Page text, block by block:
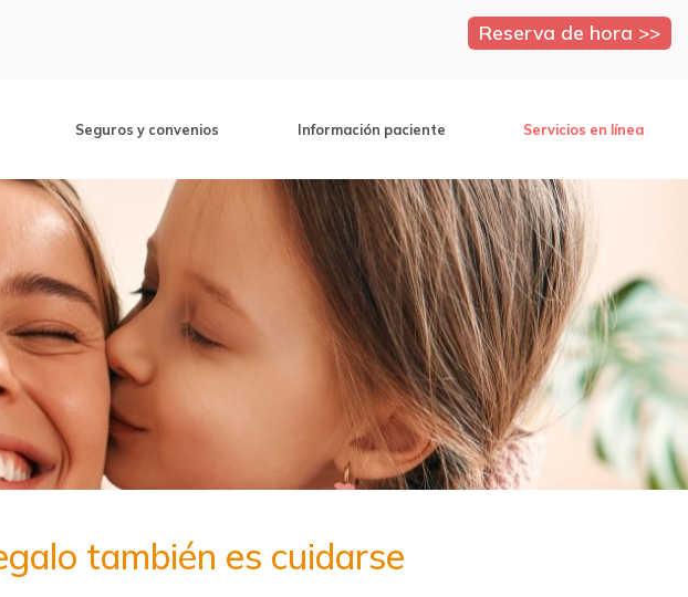
Reserva de hora >>
Seguros y convenios Información paciente Servicios en línea
también es cuidarse